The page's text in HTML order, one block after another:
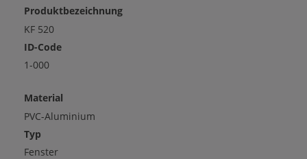
Produktbezeichnung
KF 520
ID-Code
1-000
Material
PVC-Aluminium
Typ
Fenster